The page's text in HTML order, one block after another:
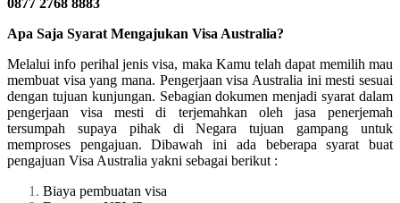
Apa Saja Syarat Mengajukan Visa Australia?
Melalui info perihal jenis visa, maka Kamu telah dapat memilih mau
membuat visa yang mana. Pengerjaan visa Australia ini mesti sesuai
dengan tujuan kunjungan. Sebagian dokumen menjadi syarat dalam
pengerjaan visa mesti di terjemahkan oleh jasa penerjemah
tersumpah supaya pihak di Negara tujuan gampang untuk
memproses pengajuan. Dibawah ini ada beberapa syarat buat
pengajuan Visa Australia yakni sebagai berikut :
Biaya pembuatan visa